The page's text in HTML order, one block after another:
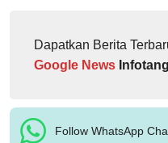
Dapatkan Berita
Google News
Follow WhatsApp